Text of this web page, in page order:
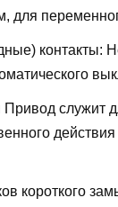
для
контакты:
Привод служит
короткого